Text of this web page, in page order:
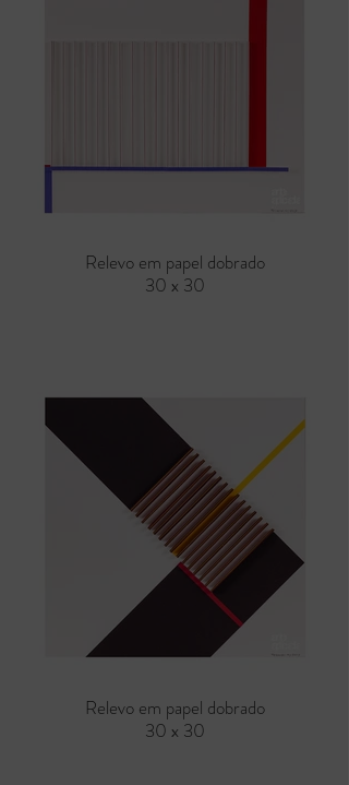
Relevo em papel dobrado
30 x 30
Relevo em papel dobrado
30 x 30